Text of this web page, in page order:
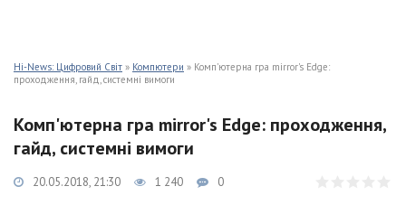
Hi-News: Цифровий Світ » Компютери » Комп'ютерна гра mirror's Edge:
проходження, гайд, системні вимоги
Комп'ютерна гра mirror's Edge: проходження,
гайд, системні вимоги
20.05.2018, 21:30 1 240 0